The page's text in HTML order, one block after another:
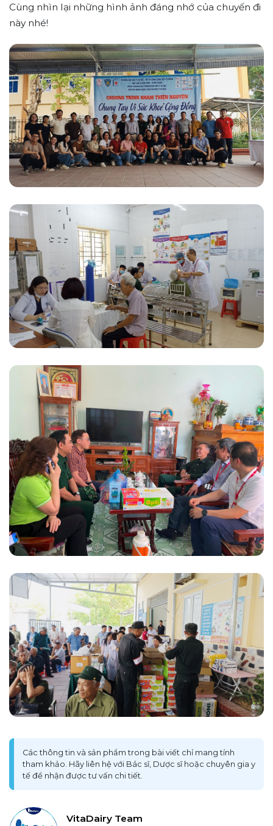
Cùng nhìn lại những hình ảnh đáng nhớ của chuyến đi
này nhé!
Các thông tin và sản phẩm trong bài viết chỉ mang tính
tham khảo. Hãy liên hệ với Bác sĩ, Dược sĩ hoặc chuyên gia y
tế để nhận được tư vấn chi tiết.
VitaDairy Team